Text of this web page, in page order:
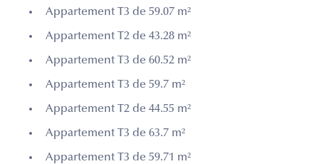
Appartement T3 de 59.07 m²
Appartement T2 de 43.28 m²
Appartement T3 de 60.52 m²
Appartement T3 de 59.7 m²
Appartement T2 de 44.55 m²
Appartement T3 de 63.7 m²
Appartement T3 de 59.71 m²